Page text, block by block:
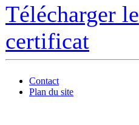
Télécharger le
certificat
Contact
Plan du site